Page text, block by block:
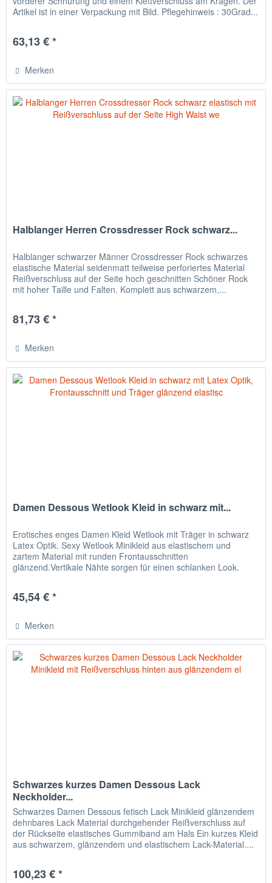
Artikel ist in einer Verpackung mit Bild. Pflegehinweis : 30Grad...
63,13 € *
Merken
Halblanger Herren Crossdresser Rock schwarz...
Halblanger schwarzer Männer Crossdresser Rock schwarzes
elastische Material seidenmatt teilweise perforiertes Material
Reißverschluss auf der Seite hoch geschnitten Schöner Rock
mit hoher Taille und Falten. Komplett aus schwarzem,...
81,73 € *
Merken
Damen Dessous Wetlook Kleid in schwarz mit...
Erotisches enges Damen Kleid Wetlook mit Träger in schwarz
Latex Optik. Sexy Wetlook Minikleid aus elastischem und
zartem Material mit runden Frontausschnitten
glänzend.Vertikale Nähte sorgen für einen schlanken Look.
45,54 € *
Merken
Schwarzes kurzes Damen Dessous Lack
Neckholder...
Schwarzes Damen Dessous fetisch Lack Minikleid glänzendem
dehnbares Lack Material durchgehender Reißverschluss auf
der Rückseite elastisches Gummiband am Hals Ein kurzes Kleid
aus schwarzem, glänzendem und elastischem Lack-Material....
100,23 € *